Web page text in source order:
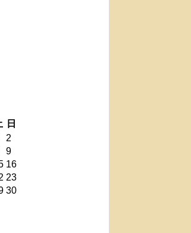
日
2
9
16
23
30